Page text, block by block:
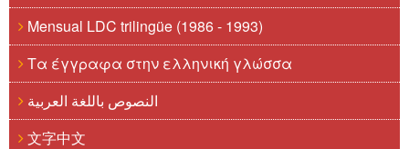
Mensual LDC trilingüe (1986 - 1993)
Τα έγγραφα στην ελληνική γλώσσα
النصوص باللغة العربية
文字中文